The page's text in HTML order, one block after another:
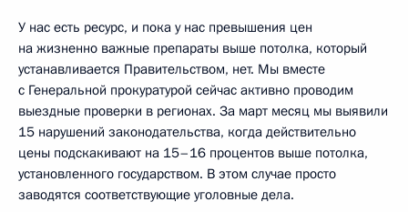
У нас есть ресурс, и пока у нас превышения цен
на жизненно важные препараты выше потолка, который
устанавливается Правительством, нет. Мы вместе
с Генеральной прокуратурой сейчас активно проводим
выездные проверки в регионах. За март месяц мы выявили
15 нарушений законодательства, когда действительно
цены подскакивают на 15–16 процентов выше потолка,
установленного государством. В этом случае просто
заводятся соответствующие уголовные дела.